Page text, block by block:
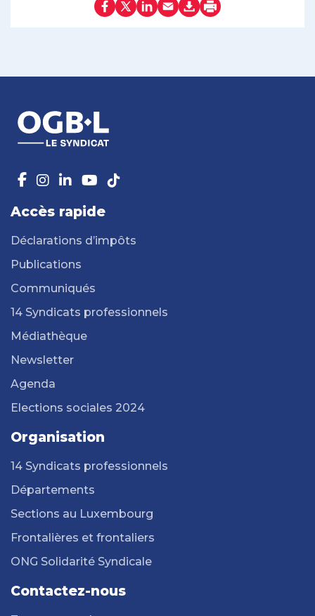
Accès rapide
Déclarations d’impôts
Publications
Communiqués
14 Syndicats professionnels
Médiathèque
Newsletter
Agenda
Elections sociales 2024
Organisation
14 Syndicats professionnels
Départements
Sections au Luxembourg
Frontalières et frontaliers
ONG Solidarité Syndicale
Contactez-nous